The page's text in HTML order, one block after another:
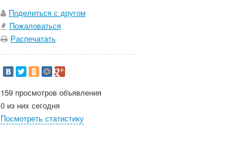
Поделиться с другом
Пожаловаться
Распечатать
159 просмотров объявления
0 из них сегодня
Посмотреть статистику